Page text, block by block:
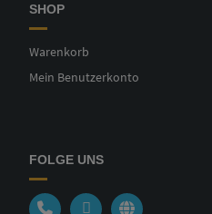
SHOP
Warenkorb
Mein Benutzerkonto
FOLGE UNS